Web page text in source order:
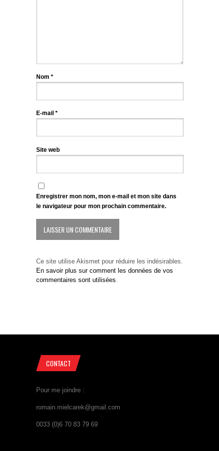
Nom *
E-mail *
Site web
Enregistrer mon nom, mon e-mail et mon site dans
le navigateur pour mon prochain commentaire.
Ce site utilise Akismet pour réduire les indésirables.
En savoir plus sur comment les données de vos
commentaires sont utilisées
CONTACT
Pour me joindre :
romain.mielcarek@gmail.com
0033 (0)6 70 83 79 69